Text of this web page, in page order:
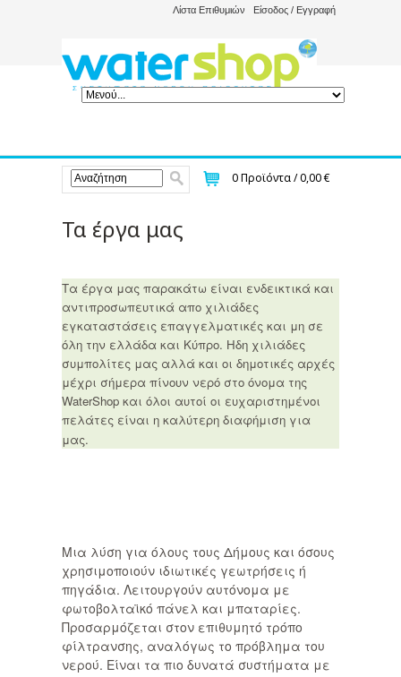
Λίστα Επιθυμιών Είσοδος / Εγγραφή
0Προϊόντα /0,00 €
Τα έργα μας
Τα έργα μας παρακάτω είναι ενδεικτικά και
αντιπροσωπευτικά απο χιλιάδες
εγκαταστάσεις επαγγελματικές και μη σε
όλη την ελλάδα και Κύπρο. Ηδη χιλιάδες
συμπολίτες μας αλλά και οι δημοτικές αρχές
μέχρι σήμερα πίνουν νερό στο όνομα της
WaterShop και όλοι αυτοί οι ευχαριστημένοι
πελάτες είναι η καλύτερη διαφήμιση για
μας.
Μια λύση για όλους τους Δήμους και όσους
χρησιμοποιούν ιδιωτικές γεωτρήσεις ή
πηγάδια. Λειτουργούν αυτόνομα με
φωτοβολταϊκό πάνελ και μπαταρίες.
Προσαρμόζεται στον επιθυμητό τρόπο
φίλτρανσης, αναλόγως το πρόβλημα του
νερού. Είναι τα πιο δυνατά συστήματα με